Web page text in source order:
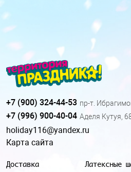
Доставка
Латексные
+7 (900) 324-44-53 пр-т.
+7 (996) 900-40-04 Аделя Кутуя,
holiday116@yandex.ru
Карта сайта